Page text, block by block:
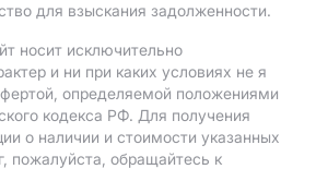
для взыскания задолженности.
носит исключительно
и ни при каких условиях не я
определяемой положениями
кодекса РФ. Для получения
о наличии и стоимости указанных
пожалуйста, обращайтесь к